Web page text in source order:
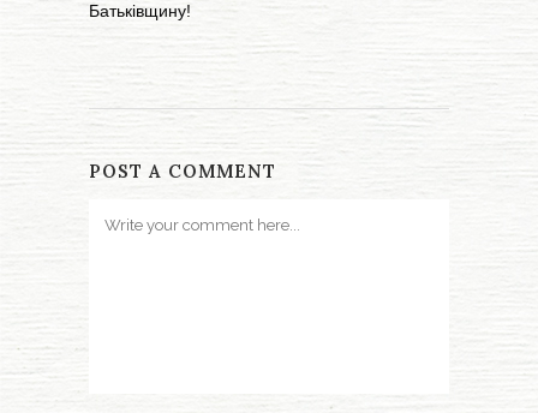
Батьківщину!
POST A COMMENT